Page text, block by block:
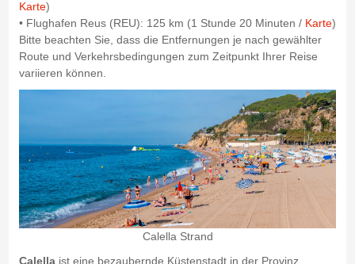
Karte)
• Flughafen Reus (REU): 125 km (1 Stunde 20 Minuten / Karte)
Bitte beachten Sie, dass die Entfernungen je nach gewählter
Route und Verkehrsbedingungen zum Zeitpunkt Ihrer Reise
variieren können.
Calella Strand
Calellaist eine bezaubernde Küstenstadt in der Provinz